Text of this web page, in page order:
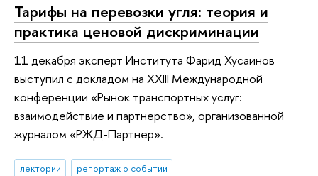
Тарифы на перевозки угля: теория и
практика ценовой дискриминации
11 декабря эксперт Института Фарид Хусаинов
выступил с докладом на XXIII Международной
конференции «Рынок транспортных услуг:
взаимодействие и партнерство», организованной
журналом «РЖД-Партнер».
лектории репортаж о событии